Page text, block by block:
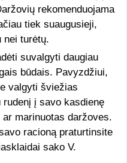
rekomenduojama
tiek suaugusieji,
nei turėtų.
suvalgyti daugiau
būdais. Pavyzdžiui,
valgyti šviežias
į savo kasdienę
marinuotas daržoves.
racioną praturtinsite
sako V.